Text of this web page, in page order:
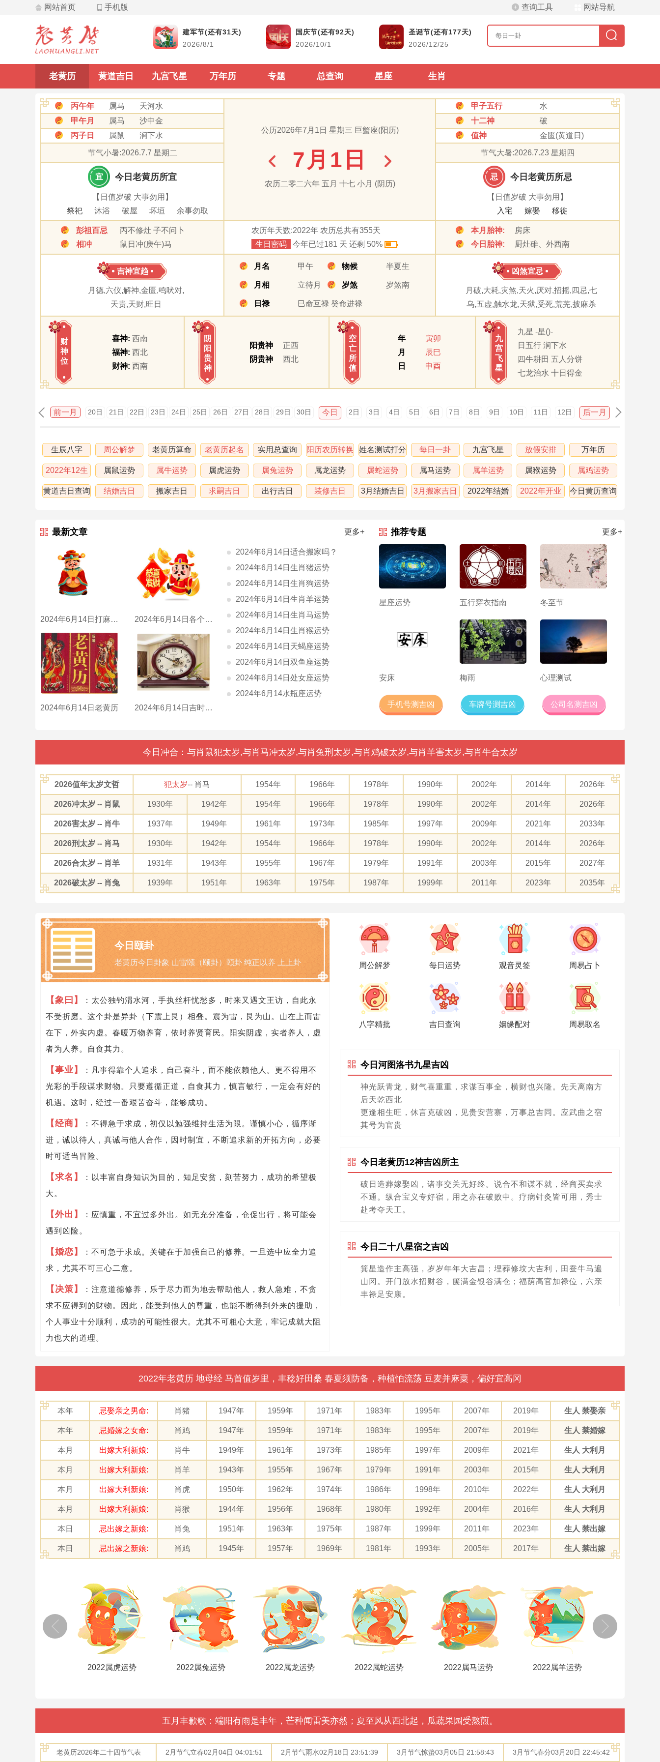
网站首页 手机版 查询工具 网站导航
飞星
九宫飞星
黄道吉日
结婚吉日
搬家吉日
开市吉日
装修吉日
动土吉日
生活查询
生男生女查询
古今时辰对照
阴阳历转换
二十四节气表
60甲子纳音顺序
建军节(还有31天)
2026/8/1
国庆节(还有92天)
2026/10/1
圣诞节(还有177天)
2026/12/25
老黄历 黄道吉日 九宫飞星 万年历 专题 总查询 星座 生肖
丙午年 属马
天河水
甲午月
属马
沙中金
丙子日
属鼠 涧下水
公历2026年7月1日 星期三 巨蟹座(阳历)
7月1日
农历二零二六年 五月 十七 小月 (阴历)
甲子五行
水
十二神
破
值神
金匮(黄道日)
节气小暑:2026.7.7 星期二 节气大暑:2026.7.23 星期四
宜 今日老黄历所宜
【日值岁破 大事勿用】
祭祀
沐浴 破屋 坏垣 余事勿取
忌 今日老黄历所忌
【日值岁破 大事勿用】
入宅
嫁娶 移徙
彭祖百忌
丙不修灶 子不问卜
相冲
鼠日冲(庚午)马
农历年天数:2022年 农历总共有355天
生日密码
今年已过181 天 还剩 50%
本月胎神:
房床
今日胎神:
厨灶碓、外西南
吉神宜趋
月德,六仪,解神,金匮,鸣吠对,
天贵,天财,旺日
月名 甲午 物候 半夏生
月相 立待月 岁煞 岁煞南
日禄 巳命互禄 癸命进禄
凶煞宜忌
月破,大耗,灾煞,天火,厌对,招摇,四忌,七
乌,五虚,触水龙,天狱,受死,荒芜,披麻杀
财
神
位
喜神: 西南
福神: 西北
财神: 西南
阴
阳
贵
神
阳贵神
正西
阴贵神
西北
空
亡
所
值
年
寅卯
月
辰巳
日
申酉
九
宫
飞
星
九星 -星()-
日五行 涧下水
四牛耕田 五人分饼
七龙治水 十日得金
前一月 20日 21日 22日 23日 24日 25日 26日 27日 28日 29日 30日 今日 2日 3日 4日 5日 6日 7日 8日 9日 10日 11日 12日 后一月
生辰八字 周公解梦 老黄历算命 老黄历起名 实用总查询 阳历农历转换 姓名测试打分 每日一卦 九宫飞星 放假安排 万年历
2022年12生
肖运程
属鼠运势 属牛运势 属虎运势 属兔运势 属龙运势 属蛇运势 属马运势 属羊运势 属猴运势 属鸡运势
黄道吉日查询 结婚吉日 搬家吉日 求嗣吉日 出行吉日 装修吉日
3月结婚吉日
3月搬家吉日
2022年结婚
2022年开业
今日黄历查询
最新文章 更多+ 推荐专题 更多+
2024年6月14日打麻将财神方位 2024年6月14日各个时辰财喜神方位
2024年6月14日老黄历 2024年6月14日吉时是什么时辰？
2024年6月14日适合搬家吗？
2024年6月14日生肖猪运势
2024年6月14日生肖狗运势
2024年6月14日生肖羊运势
2024年6月14日生肖马运势
2024年6月14日生肖猴运势
2024年6月14日天蝎座运势
2024年6月14日双鱼座运势
2024年6月14日处女座运势
2024年6月14水瓶座运势
星座运势 五行穿衣指南 冬至节
安床 梅雨 心理测试
手机号测吉凶 车牌号测吉凶 公司名测吉凶
今日冲合：与肖鼠犯太岁,与肖马冲太岁,与肖兔刑太岁,与肖鸡破太岁,与肖羊害太岁,与肖牛合太岁
2026值年太岁文哲 犯太岁-- 肖马 1954年 1966年 1978年 1990年 2002年 2014年 2026年
2026冲太岁 -- 肖鼠 1930年 1942年 1954年 1966年 1978年 1990年 2002年 2014年 2026年
2026害太岁 -- 肖牛 1937年 1949年 1961年 1973年 1985年 1997年 2009年 2021年 2033年
2026刑太岁 -- 肖马 1930年 1942年 1954年 1966年 1978年 1990年 2002年 2014年 2026年
2026合太岁 -- 肖羊 1931年 1943年 1955年 1967年 1979年 1991年 2003年 2015年 2027年
2026破太岁 -- 肖兔 1939年 1951年 1963年 1975年 1987年 1999年 2011年 2023年 2035年
今日颐卦
老黄历今日卦象 山雷颐（颐卦）颐卦 纯正以养 上上卦
【象曰】
：太公独钓渭水河，手执丝杆忧愁多，时来又遇文王访，自此永
不受折磨。这个卦是异卦（下震上艮）相叠。震为雷，艮为山。山在上而雷
在下，外实内虚。春暖万物养育，依时养贤育民。阳实阴虚，实者养人，虚
者为人养。自食其力。
【事业】
：凡事得靠个人追求，自己奋斗，而不能依赖他人。更不得用不
光彩的手段谋求财物。只要遵循正道，自食其力，慎言敏行，一定会有好的
机遇。这时，经过一番艰苦奋斗，能够成功。
【经商】
：不得急于求成，初仅以勉强维持生活为限。谨慎小心，循序渐
进，诚以待人，真诚与他人合作，因时制宜，不断追求新的开拓方向，必要
时可适当冒险。
【求名】
：以丰富自身知识为目的，知足安贫，刻苦努力，成功的希望极
大。
【外出】
：应慎重，不宜过多外出。如无充分准备，仓促出行，将可能会
遇到凶险。
【婚恋】
：不可急于求成。关键在于加强自己的修养。一旦选中应全力追
求，尤其不可三心二意。
【决策】
：注意道德修养，乐于尽力而为地去帮助他人，救人急难，不贪
求不应得到的财物。因此，能受到他人的尊重，也能不断得到外来的援助，
个人事业十分顺利，成功的可能性很大。尤其不可粗心大意，牢记成就大阻
力也大的道理。
周公解梦 每日运势 观音灵签 周易占卜
八字精批 吉日查询 姻缘配对 周易取名
今日河图洛书九星吉凶
神光跃青龙，财气喜重重，求谋百事全，横财也兴隆。先天离南方
后天乾西北
更逢相生旺，休言克破凶，见贵安营寨，万事总吉同。应武曲之宿
其号为官贵
今日老黄历12神吉凶所主
破日造葬嫁娶凶，诸事交关无好终。说合不和谋不就，经商买卖求
不通。纵合宝义专好宿，用之亦在破败中。疗病针灸皆可用，秀士
赴考夺天工。
今日二十八星宿之吉凶
箕星造作主高强，岁岁年年大吉昌；埋葬修坟大吉利，田蚕牛马遍
山冈。开门放水招财谷，箧满金银谷满仓；福荫高官加禄位，六亲
丰禄足安康。
2022年老黄历 地母经 马首值岁里，丰稔好田桑 春夏须防备，种植怕流荡 豆麦并麻粟，偏好宜高冈
本年 忌娶亲之男命: 肖猪 1947年 1959年 1971年 1983年 1995年 2007年 2019年 生人 禁娶亲
本年 忌婚嫁之女命: 肖鸡 1947年 1959年 1971年 1983年 1995年 2007年 2019年 生人 禁婚嫁
本月 出嫁大利新娘: 肖牛 1949年 1961年 1973年 1985年 1997年 2009年 2021年 生人 大利月
本月 出嫁大利新娘: 肖羊 1943年 1955年 1967年 1979年 1991年 2003年 2015年 生人 大利月
本月 出嫁大利新娘: 肖虎 1950年 1962年 1974年 1986年 1998年 2010年 2022年 生人 大利月
本月 出嫁大利新娘: 肖猴 1944年 1956年 1968年 1980年 1992年 2004年 2016年 生人 大利月
本日 忌出嫁之新娘: 肖兔 1951年 1963年 1975年 1987年 1999年 2011年 2023年 生人 禁出嫁
本日 忌出嫁之新娘: 肖鸡 1945年 1957年 1969年 1981年 1993年 2005年 2017年 生人 禁出嫁
2022属虎运势 2022属兔运势 2022属龙运势 2022属蛇运势 2022属马运势 2022属羊运势
五月丰歉歌：端阳有雨是丰年，芒种闻雷美亦然；夏至风从西北起，瓜蔬果园受熬煎。
老黄历2026年二十四节气表 2月节气立春02月04日 04:01:51 2月节气雨水02月18日 23:51:39 3月节气惊蛰03月05日 21:58:43 3月节气春分03月20日 22:45:42